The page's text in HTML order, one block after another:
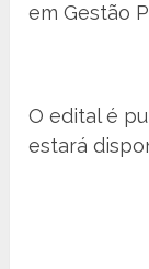
em Gestão
O edital é
estará